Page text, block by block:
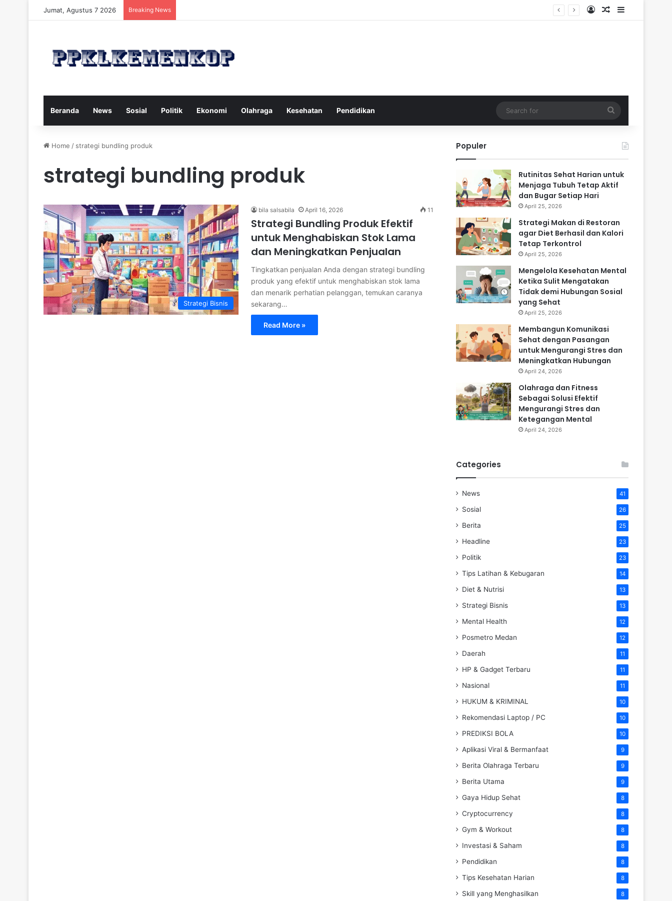
Jumat, Agustus 7 2026 Breaking News Log InRandom Article
Sidebar
Beranda News Sosial Politik Ekonomi Olahraga Kesehatan Pendidikan
for
Home / strategi bundling produk
strategi bundling produk
Strategi Bisnis
bila salsabila April 16, 2026 11
Strategi Bundling Produk Efektif
untuk Menghabiskan Stok Lama
dan Meningkatkan Penjualan
Tingkatkan penjualan Anda dengan strategi bundling
produk yang efektif untuk menghabiskan stok lama
dan menarik perhatian pelanggan, temukan caranya
sekarang…
Read More »
Populer
Rutinitas Sehat Harian untuk
Menjaga Tubuh Tetap Aktif
dan Bugar Setiap Hari
April 25, 2026
Strategi Makan di Restoran
agar Diet Berhasil dan Kalori
Tetap Terkontrol
April 25, 2026
Mengelola Kesehatan Mental
Ketika Sulit Mengatakan
Tidak demi Hubungan Sosial
yang Sehat
April 25, 2026
Membangun Komunikasi
Sehat dengan Pasangan
untuk Mengurangi Stres dan
Meningkatkan Hubungan
April 24, 2026
Olahraga dan Fitness
Sebagai Solusi Efektif
Mengurangi Stres dan
Ketegangan Mental
April 24, 2026
Categories
News 41
Sosial 26
Berita 25
Headline 23
Politik 23
Tips Latihan & Kebugaran 14
Diet & Nutrisi 13
Strategi Bisnis 13
Mental Health 12
Posmetro Medan 12
Daerah 11
HP & Gadget Terbaru 11
Nasional 11
HUKUM & KRIMINAL 10
Rekomendasi Laptop / PC 10
PREDIKSI BOLA 10
Aplikasi Viral & Bermanfaat 9
Berita Olahraga Terbaru 9
Berita Utama 9
Gaya Hidup Sehat 8
Cryptocurrency 8
Gym & Workout 8
Investasi & Saham 8
Pendidikan 8
Tips Kesehatan Harian 8
Skill yang Menghasilkan 8